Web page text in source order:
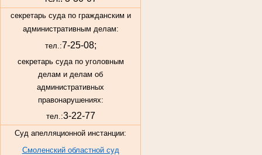
секретарь суда по гражданским и
административным делам:
тел.:7-25-08;
секретарь суда по уголовным
делам и делам об
административных
правонарушениях:
тел.:3-22-77
Суд апелляционной инстанции:
Смоленский областной суд